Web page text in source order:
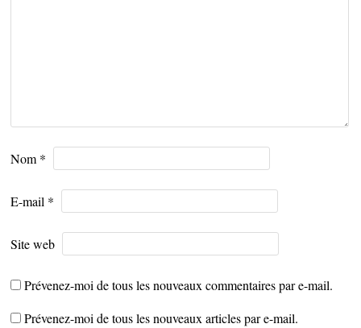
Nom*
E-mail *
Site web
Prévenez-moi de tous les nouveaux commentaires par e-mail.
Prévenez-moi de tous les nouveaux articles par e-mail.